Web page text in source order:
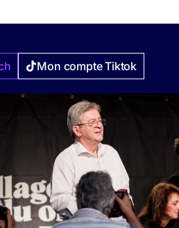
Mon compte Tiktok